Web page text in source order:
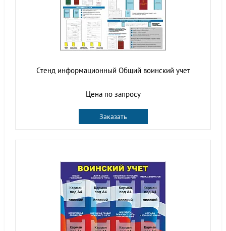
Стенд информационный Общий воинский учет
Цена по запросу
Заказать